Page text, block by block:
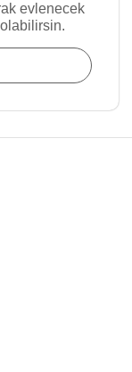
evlenecek